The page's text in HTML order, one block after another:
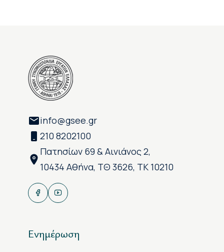
info@gsee.gr
210 8202100
Πατησίων 69 & Αινιάνος 2,
10434 Αθήνα, ΤΘ 3626, ΤΚ 10210
Ενημέρωση